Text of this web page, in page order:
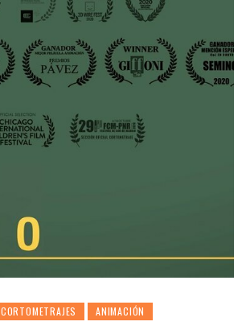
CORTOMETRAJES ANIMACIÓN